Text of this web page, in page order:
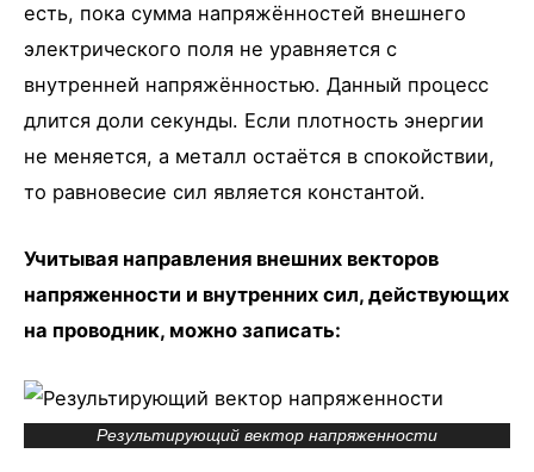
есть, пока сумма напряжённостей внешнего
электрического поля не уравняется с
внутренней напряжённостью. Данный процесс
длится доли секунды. Если плотность энергии
не меняется, а металл остаётся в спокойствии,
то равновесие сил является константой.
Учитывая направления внешних векторов
напряженности и внутренних сил, действующих
на проводник, можно записать:
Результирующий вектор напряженности